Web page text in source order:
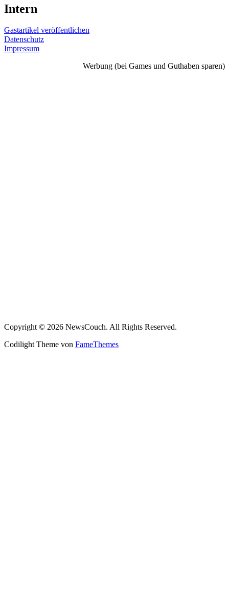
Intern
Gastartikel veröffentlichen
Datenschutz
Impressum
Werbung (bei Games und Guthaben sparen)
Copyright © 2026 NewsCouch. All Rights Reserved.
Codilight Theme von FameThemes